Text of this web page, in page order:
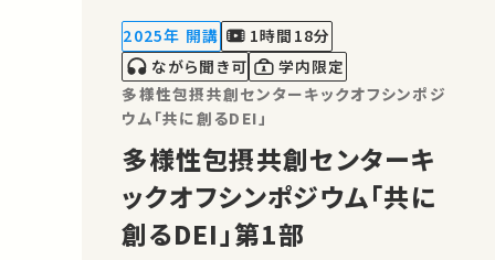
2025年 開講
1時間18分
ながら聞き可
学内限定
多様性包摂共創センターキックオフシンポジ
ウム「共に創るDEI」
多様性包摂共創センターキ
ックオフシンポジウム「共に
創るDEI」第1部